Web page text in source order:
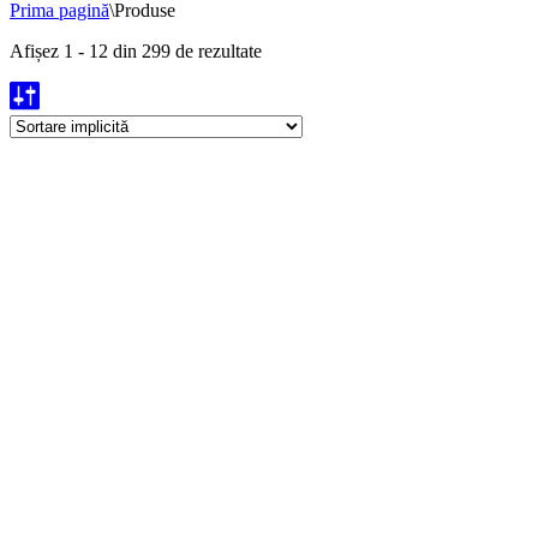
Prima pagină\Produse
Afișez 1 - 12 din 299 de rezultate